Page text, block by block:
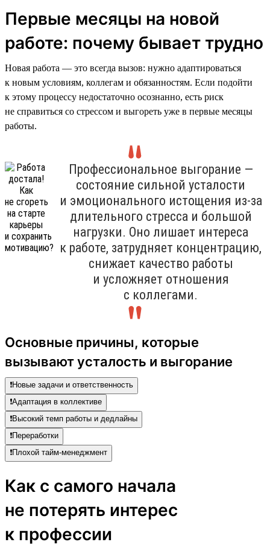
Первые месяцы на новой
работе: почему бывает трудно
Новая работа — это всегда вызов: нужно адаптироваться
к новым условиям, коллегам и обязанностям. Если подойти
к этому процессу недостаточно осознанно, есть риск
не справиться со стрессом и выгореть уже в первые месяцы
работы.
Профессиональное выгорание —
состояние сильной усталости
и эмоционального истощения из-за
длительного стресса и большой
нагрузки. Оно лишает интереса
к работе, затрудняет концентрацию,
снижает качество работы
и усложняет отношения
с коллегами.
Основные причины, которые
вызывают усталость и выгорание
❗️Новые задачи и ответственность
❗️Адаптация в коллективе
❗️Высокий темп работы и дедлайны
❗️Переработки
❗️Плохой тайм-менеджмент
Как с самого начала
не потерять интерес
к профессии